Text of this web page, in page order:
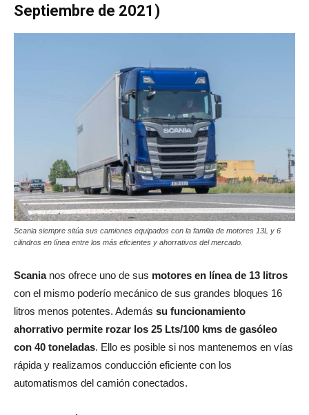
Septiembre de 2021)
Scania siempre sitúa sus camiones equipados con la familia de motores 13L y 6
cilindros en línea entre los más eficientes y ahorrativos del mercado.
Scanianos ofrece uno de sus motores en línea de 13 litros
con el mismo poderío mecánico de sus grandes bloques 16
litros menos potentes. Además su funcionamiento
ahorrativo permite rozar los 25 Lts/100 kms de gasóleo
con 40 toneladas. Ello es posible si nos mantenemos en vías
rápida y realizamos conducción eficiente con los
automatismos del camión conectados.